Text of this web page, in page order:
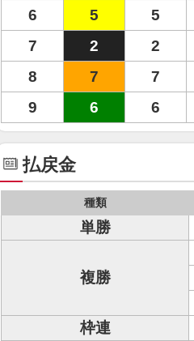
6
5 5
7
2 2
8
7 7
9
6 6
払戻金
種類
単勝
複勝
枠連